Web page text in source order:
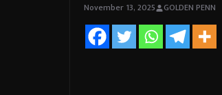
November 13, 2025 GOLDEN PENN